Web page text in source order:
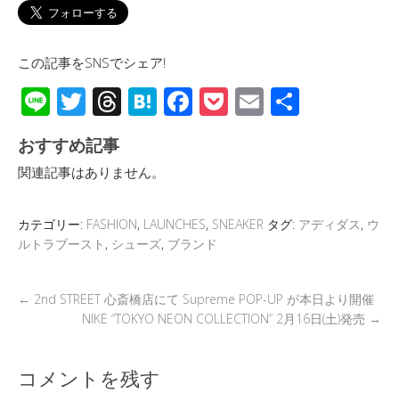
この記事をSNSでシェア!
Li
n
e
T
wi
tt
er
T
hr
e
a
d
s
H
at
a
F
ac
o
o
P
o
E
m
おすすめ記事
関連記事はありません。
カテゴリー: FASHION, LAUNCHES, SNEAKER タグ: アディダス, ウ
ルトラブースト , シューズ, ブランド
← 2nd STREET 心斎橋店にて Supreme POP-UP が本日より開催
NIKE “TOKYO NEON COLLECTION” 2月16日(土)発売 →
コメントを残す